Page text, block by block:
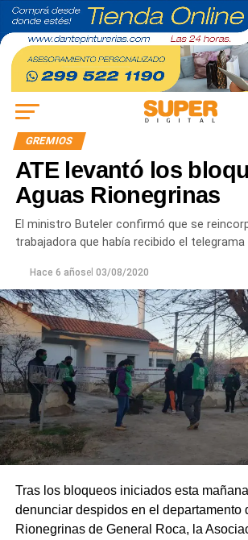
GREMIOS
ATE levantó los
Aguas Rionegrinas
El ministro Buteler confirmó que se
trabajadora que había recibido el telegrama
Hace 6 añosel 03/08/2020
Tras los bloqueos iniciados esta
denunciar despidos en el departamento
Rionegrinas de General Roca, la